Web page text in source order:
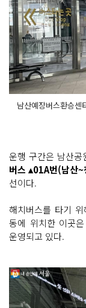
남산예장버스환승
운행 구간은 남산
버스 ▴01A번(남산
선이다.
해치버스를 타기 위
동에 위치한 이곳
운영되고 있다.